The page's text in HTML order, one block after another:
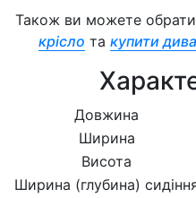
Також ви можете
крісло та купити
Довжина
Ширина
Висота
Ширина (глубина)